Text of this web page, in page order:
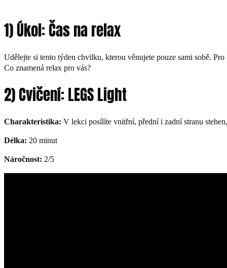
1) Úkol: Čas na relax
Udělejte si tento týden chvilku, kterou věnujete pouze sami sobě.
Co znamená relax pro vás?
2) Cvičení: LEGS Light
Charakteristika: V lekci posílíte vnitřní, přední i zadní stranu
Délka: 20 minut
Náročnost: 2/5